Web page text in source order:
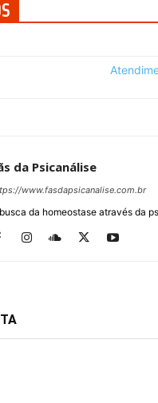
da Psicanálise
www.fasdapsicanalise.com.br
da homeostase através da